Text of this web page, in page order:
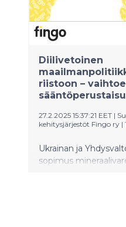
Diilivetoinen
riistoon –
27.2.2025 15:37:21 EET |
kehitysjärjestöt Fingo ry |
Ukrainan ja
sopimus